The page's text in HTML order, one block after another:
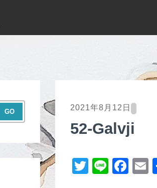
2021年8月12日
52-Galvji
T
Li
F